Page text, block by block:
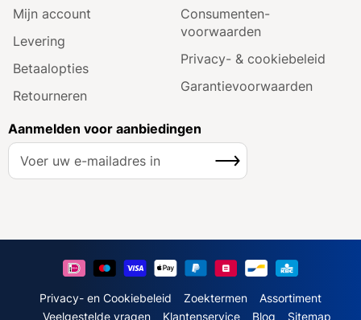
Mijn account
Levering
Betaalopties
Retourneren
Consumenten­
voorwaarden
Privacy- & cookiebeleid
Garantie­voorwaarden
Aanmelden voor aanbiedingen
A
e
Inschrijven
Privacy- en Cookiebeleid Zoektermen
Assortiment
Veelgestelde vragen
Klantenservice Blog Sitemap